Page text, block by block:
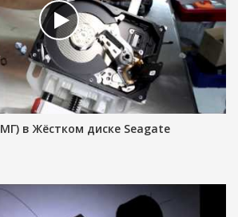
в Жёстком диске Seagate